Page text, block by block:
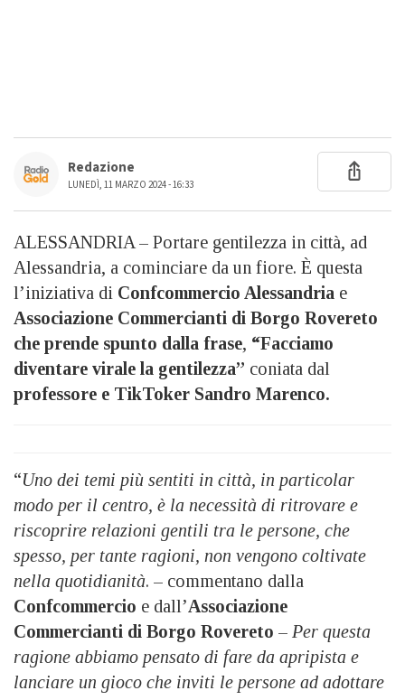
Redazione
LUNEDÌ, 11 MARZO 2024 - 16:33
ALESSANDRIA – Portare gentilezza in città, ad
Alessandria, a cominciare da un fiore. È questa
l’iniziativa di Confcommercio Alessandria e
Associazione Commercianti di Borgo Rovereto
che prende spunto dalla frase, “Facciamo
diventare virale la gentilezza” coniata dal
professore e TikToker Sandro Marenco.
“Uno dei temi più sentiti in città, in particolar
modo per il centro, è la necessità di ritrovare e
riscoprire relazioni gentili tra le persone, che
spesso, per tante ragioni, non vengono coltivate
nella quotidianità. – commentano dalla
Confcommercio e dall’Associazione
Commercianti di Borgo Rovereto – Per questa
ragione abbiamo pensato di fare da apripista e
lanciare un gioco che inviti le persone ad adottare